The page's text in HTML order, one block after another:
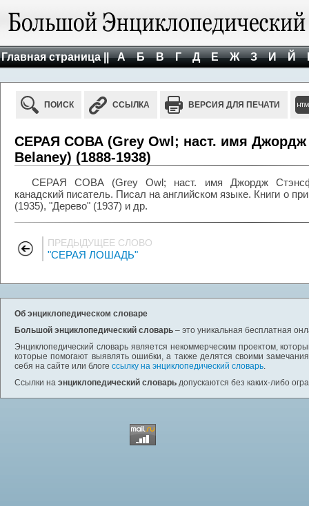
Главная страница || А Б В Г Д Е Ж З И Й
ПОИСК ССЫЛКА ВЕРСИЯ ДЛЯ ПЕЧАТИ
СЕРАЯ СОВА (Grey Owl; наст. имя
Belaney) (1888-1938)
СЕРАЯ СОВА (Grey Owl; наст. имя Джордж
канадский писатель. Писал на английском языке. Книги о
(1935), "Дерево" (1937) и др.
ПРЕДЫДУЩЕЕ СЛОВО
"СЕРАЯ ЛОШАДЬ"
Об энциклопедическом словаре
Большой энциклопедический словарь – это уникальная бесплатная
Энциклопедический словарь является некоммерческим проектом,
которые помогают выявлять ошибки, а также делятся своими
себя на сайте или блоге ссылку на энциклопедический словарь.
Ссылки на энциклопедический словарь допускаются без каких-либо